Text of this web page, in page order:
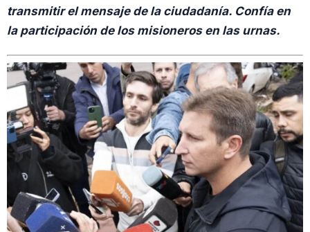
transmitir el mensaje de la ciudadanía. Confía en
la participación de los misioneros en las urnas.